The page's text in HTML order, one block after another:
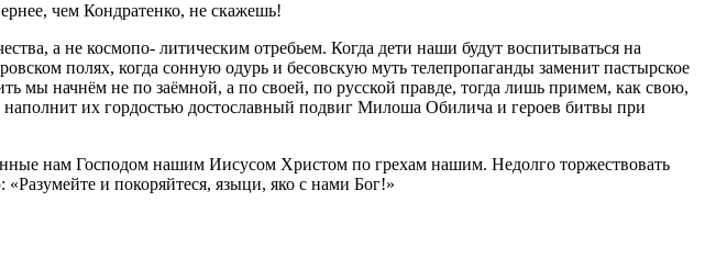
чем Кондратенко, не скажешь!
а не космопо- литическим отребьем. Когда дети наши будут воспитываться на
полях, когда сонную одурь и бесовскую муть телепропаганды заменит пастырское
мы начнём не по заёмной, а по своей, по русской правде, тогда лишь примем, как свою,
их гордостью достославный подвиг Милоша Обилича и героев битвы при
нам Господом нашим Иисусом Христом по грехам нашим. Недолго торжествовать
и покоряйтеся, языци, яко с нами Бог!»